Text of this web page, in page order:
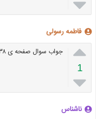

فاطمه رسولی

1

جواب سوال صفحه ی ۳۸ کتاب هدیه
ناشناس